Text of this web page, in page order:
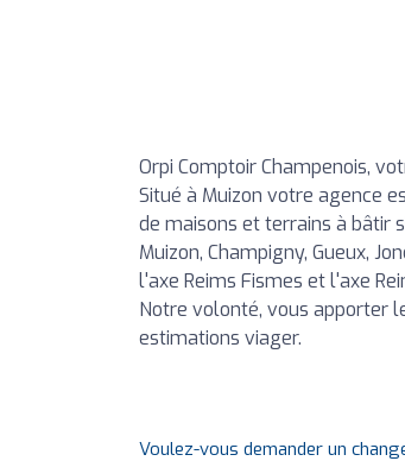
Orpi Comptoir Champenois,
Situé à Muizon votre agence
de maisons et terrains à bâtir
Muizon, Champigny, Gueux,
l'axe Reims Fismes et l'axe
Notre volonté, vous apporter
estimations viager.
Voulez-vous demander un